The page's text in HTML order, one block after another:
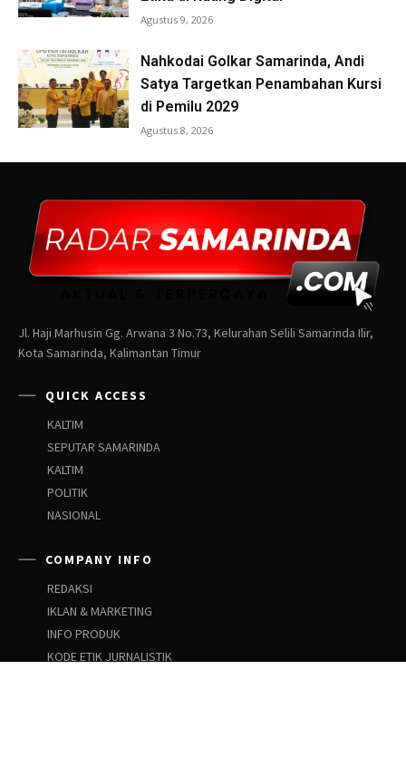
Jl. Haji Marhusin Gg. Arwana 3 No.73, Kelurahan Selili Samarinda Ilir,
Kota Samarinda, Kalimantan Timur
QUICK ACCESS
KALTIM
SEPUTAR SAMARINDA
KALTIM
POLITIK
NASIONAL
COMPANY INFO
REDAKSI
IKLAN & MARKETING
INFO PRODUK
KODE ETIK JURNALISTIK